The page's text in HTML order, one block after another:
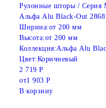
Рулонные шторы / Серия
Альфа Alu Black-Out
Ширина:от 200 мм
Высота:от 200 мм
Коллекция:Альфа Alu
Цвет:Коричневый
2 719 Р
от1 903 Р
В корзину